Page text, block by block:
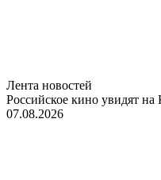
Лента новостей
Российское кино увидят на
07.08.2026